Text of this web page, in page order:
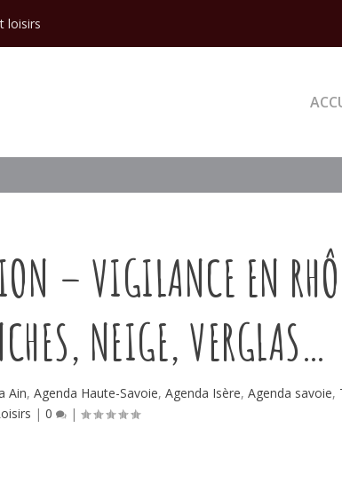
loisirs
– VIGILANCE EN
NEIGE, VERGLAS…
Ain, Agenda Haute-Savoie, Agenda Isère, Agenda savoie,
| 0 |